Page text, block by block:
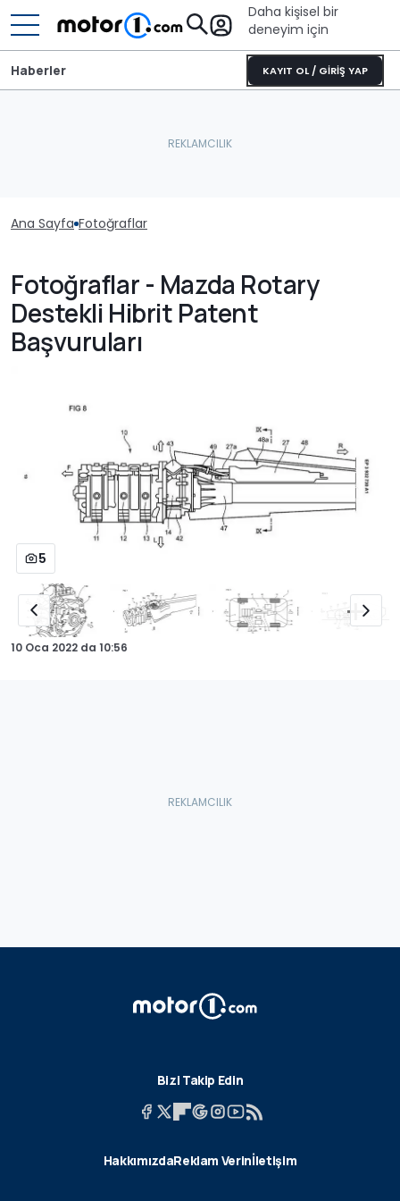
Daha kişisel bir
deneyim için
KAYIT OL / GİRİŞ YAP
Haberler
Ana Sayfa Fotoğraflar
Fotoğraflar - Mazda Rotary
Destekli Hibrit Patent
Başvuruları
5
10 Oca 2022 da 10:56
Bizi Takip Edin
HakkımızdaReklam Verinİletişim